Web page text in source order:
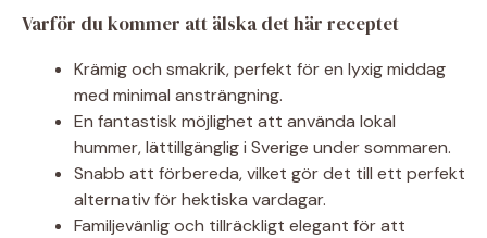
Varför du kommer att älska det här receptet
Krämig och smakrik, perfekt för en lyxig middag
med minimal ansträngning.
En fantastisk möjlighet att använda lokal
hummer, lättillgänglig i Sverige under sommaren.
Snabb att förbereda, vilket gör det till ett perfekt
alternativ för hektiska vardagar.
Familjevänlig och tillräckligt elegant för att